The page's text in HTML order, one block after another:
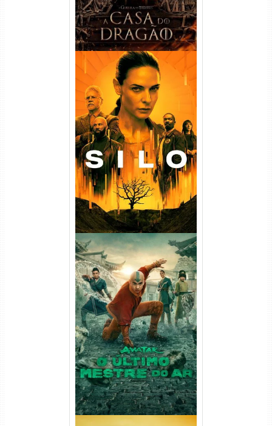
Silo 1ª Temporada Torrent
(2023) WEB-DL
720p/1080p/4K Dual Áudio
Avatar: O Último Mestre do
Ar 2ª Temporada Torrent
(2026) WEB-DL 1080p Dual
Áudio